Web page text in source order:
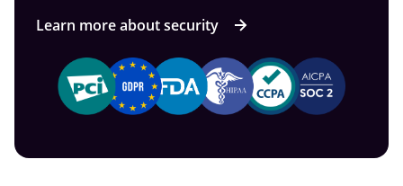
Learn more about security